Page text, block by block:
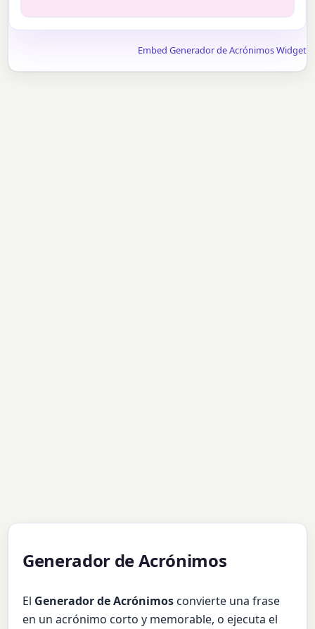
Embed Generador de Acrónimos Widget
Generador de Acrónimos
El Generador de Acrónimos convierte una frase
en un acrónimo corto y memorable, o ejecuta el